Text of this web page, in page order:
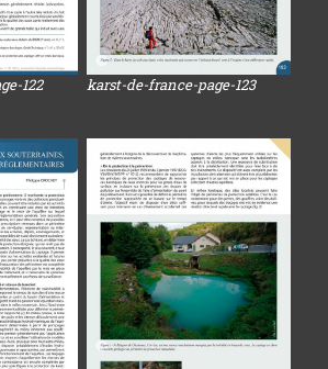
122 karst-de-france-page-123